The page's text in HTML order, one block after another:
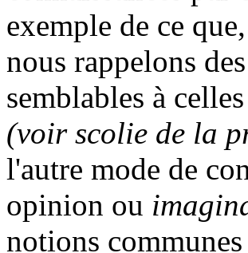
exemple de ce
nous rappelons
semblables à
(voir scolie de la
l'autre mode de
opinion ou
notions communes